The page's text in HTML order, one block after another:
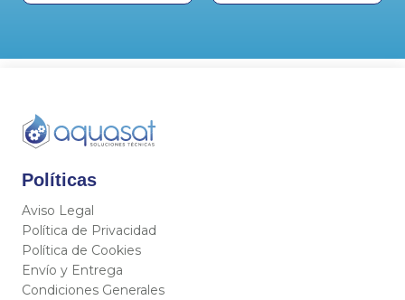
Políticas
Aviso Legal
Política de Privacidad
Política de Cookies
Envío y Entrega
Condiciones Generales